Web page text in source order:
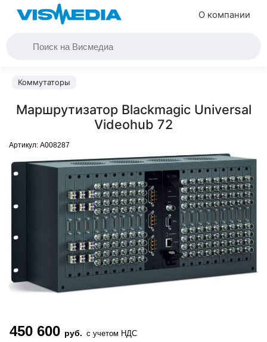
О компании
Коммутаторы
Маршрутизатор Blackmagic Universal
Videohub 72
Артикул: A008287
450 600 руб. с учетом НДС